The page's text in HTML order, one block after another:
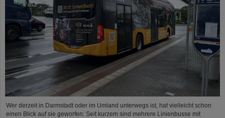
Wer derzeit in Darmstadt oder im Umland unterwegs ist, hat vielleicht schon
einen Blick auf sie geworfen: Seit kurzem sind mehrere Linienbusse mit